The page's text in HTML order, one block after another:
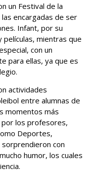
un Festival de la
las encargadas de ser
Infant, por su
películas, mientras que
con un
para ellas, ya que es
actividades
entre alumnas de
momentos más
los profesores,
Deportes,
con
humor, los cuales